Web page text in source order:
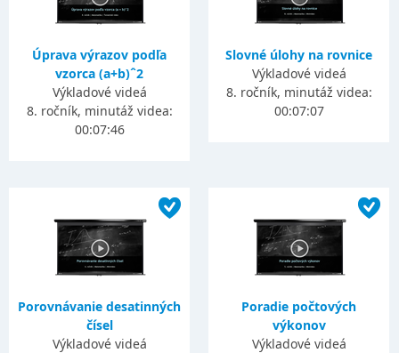
Úprava výrazov podľa
vzorca (a+b)ˆ2
Výkladové videá
8. ročník, minutáž videa:
00:07:46
Slovné úlohy na rovnice
Výkladové videá
8. ročník, minutáž videa:
00:07:07
Porovnávanie desatinných
čísel
Výkladové videá
Poradie počtových
výkonov
Výkladové videá